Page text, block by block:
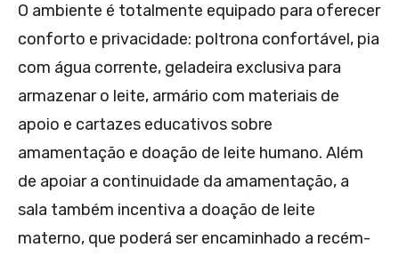
O ambiente é totalmente equipado para oferecer
conforto e privacidade: poltrona confortável, pia
com água corrente, geladeira exclusiva para
armazenar o leite, armário com materiais de
apoio e cartazes educativos sobre
amamentação e doação de leite humano. Além
de apoiar a continuidade da amamentação, a
sala também incentiva a doação de leite
materno, que poderá ser encaminhado a recém-